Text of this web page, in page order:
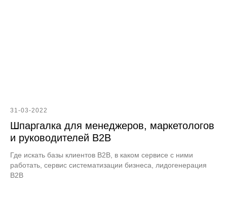
31-03-2022
Шпаргалка для менеджеров, маркетологов
и руководителей B2B
Где искать базы клиентов B2B, в каком сервисе с ними
работать, сервис систематизации бизнеса, лидогенерация
B2B